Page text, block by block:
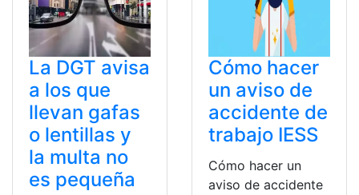
La DGT avisa
a los que
llevan gafas
o lentillas y
la multa no
es pequeña
Cómo hacer
un aviso de
accidente de
trabajo IESS
Cómo hacer un
aviso de accidente